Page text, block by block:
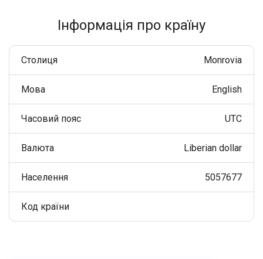
Інформація про країну
Столиця Monrovia
Мова English
Часовий пояс UTC
Валюта Liberian dollar
Населення 5057677
Код країни